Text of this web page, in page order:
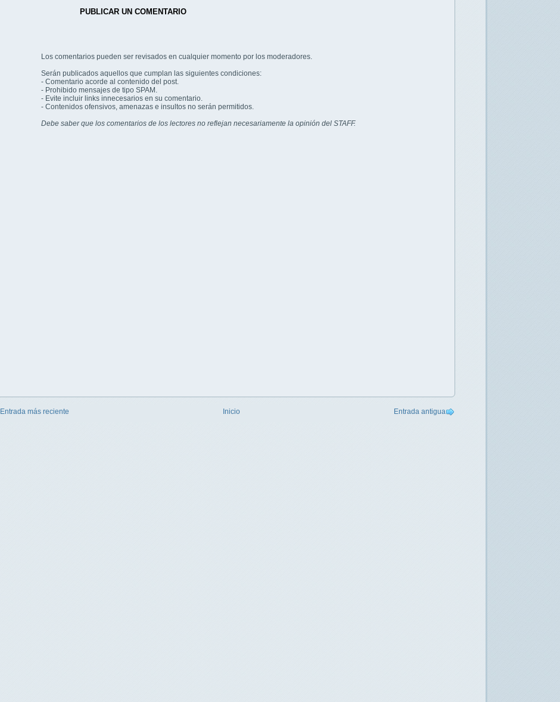
PUBLICAR UN COMENTARIO
Los comentarios pueden ser revisados en cualquier momento por los moderadores.
Serán publicados aquellos que cumplan las siguientes condiciones:
- Comentario acorde al contenido del post.
- Prohibido mensajes de tipo SPAM.
- Evite incluir links innecesarios en su comentario.
- Contenidos ofensivos, amenazas e insultos no serán permitidos.
Debe saber que los comentarios de los lectores no reflejan necesariamente la opinión del STAFF.
Entrada más reciente Entrada antigua
Inicio